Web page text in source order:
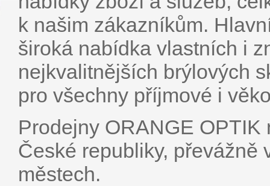
k našim zákazníkům.
široká nabídka vlastních i
nejkvalitnějších brýlových
pro všechny příjmové i
Prodejny ORANGE
České republiky, převážně
městech.